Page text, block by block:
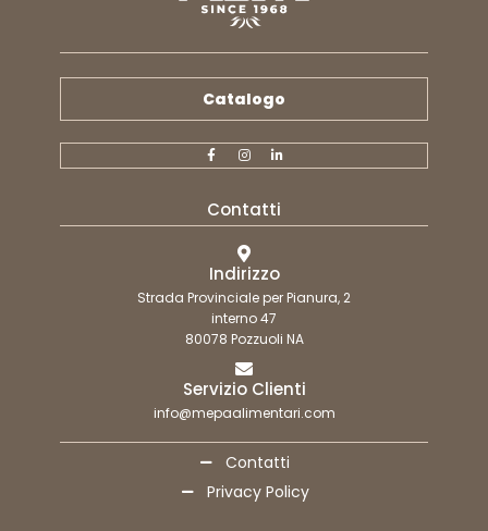
Catalogo
Contatti
Indirizzo
Strada Provinciale per Pianura, 2
interno 47
80078 Pozzuoli NA
Servizio Clienti
info@mepaalimentari.com
Contatti
Privacy Policy